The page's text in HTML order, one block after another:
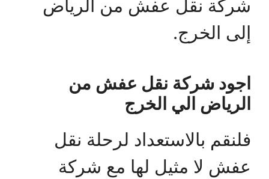
شركة نقل عفش من الرياض
إلى الخرج.
اجود شركة نقل عفش من
الرياض الي الخرج
فلنقم بالاستعداد لرحلة نقل
عفش لا مثيل لها مع شركة